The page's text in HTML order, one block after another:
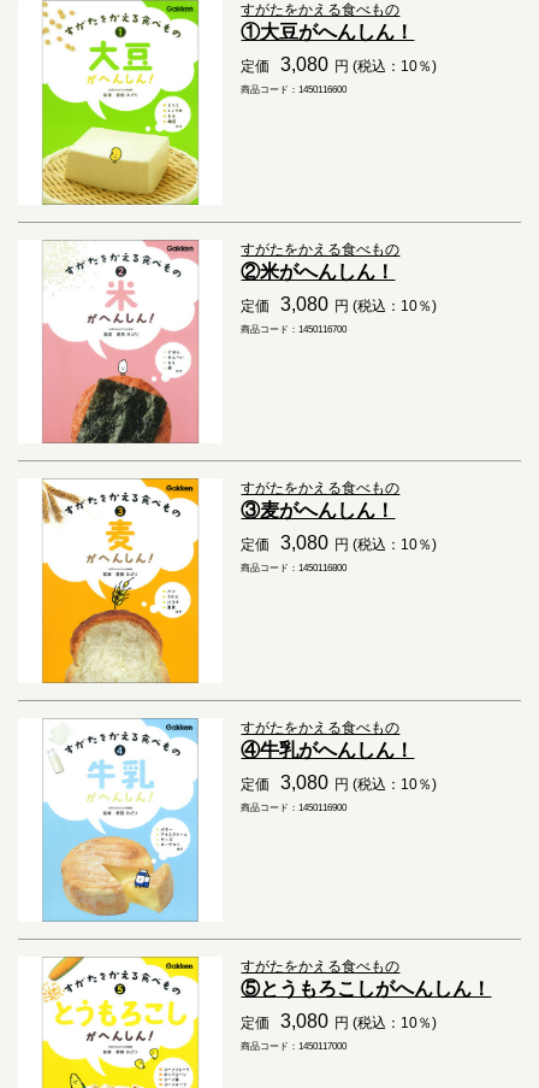
すがたをかえる食べもの
①大豆がへんしん！
定価 3,080 円 (税込：10％)
商品コード：1450116600
すがたをかえる食べもの
②米がへんしん！
定価 3,080 円 (税込：10％)
商品コード：1450116700
すがたをかえる食べもの
③麦がへんしん！
定価 3,080 円 (税込：10％)
商品コード：1450116800
すがたをかえる食べもの
④牛乳がへんしん！
定価 3,080 円 (税込：10％)
商品コード：1450116900
すがたをかえる食べもの
⑤とうもろこしがへんしん！
定価 3,080 円 (税込：10％)
商品コード：1450117000